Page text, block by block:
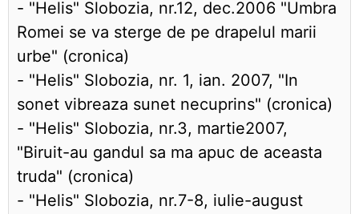
- "Helis" Slobozia, nr.12, dec.2006 "Umbra
Romei se va sterge de pe drapelul marii
urbe" (cronica)
- "Helis" Slobozia, nr. 1, ian. 2007, "In
sonet vibreaza sunet necuprins" (cronica)
- "Helis" Slobozia, nr.3, martie2007,
"Biruit-au gandul sa ma apuc de aceasta
truda" (cronica)
- "Helis" Slobozia, nr.7-8, iulie-august